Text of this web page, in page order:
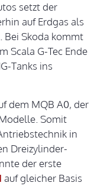
setzt der
auf Erdgas als
Bei Skoda kommt
Scala G-Tec Ende
Tanks ins
dem MQB A0, der
Somit
in
Dreizylinder-
der erste
auf gleicher Basis